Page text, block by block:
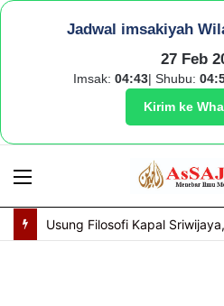
Jadwal imsakiyah
27 Feb
Imsak: 04:43| Shubu:
Kirim ke
Menu